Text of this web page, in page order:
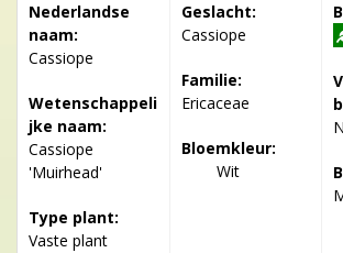
Nederlandse
naam:
Cassiope
Wetenschappeli
jke naam:
Cassiope
'Muirhead'
Type plant:
Vaste plant
Geslacht:
Cassiope
Familie:
Ericaceae
Bloemkleur:
Wit